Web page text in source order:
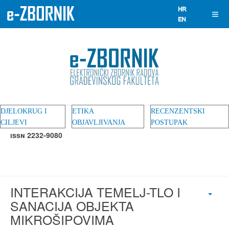
DJELOKRUG I
CILJEVI
ETIKA
OBJAVLJIVANJA
RECENZENTSKI
POSTUPAK
ISSN 2232-9080
INTERAKCIJA TEMELJ-TLO I
SANACIJA OBJEKTA
MIKROŠIPOVIMA